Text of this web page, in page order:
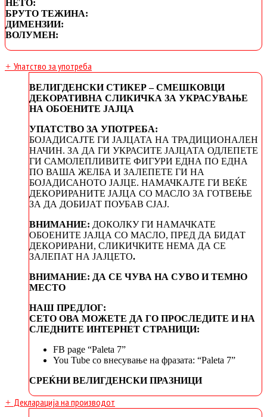
НЕТО:
БРУТО ТЕЖИНА:
ДИМЕНЗИИ:
ВОЛУМЕН:
+ Упатство за употреба
ВЕЛИГДЕНСКИ СТИКЕР – СМЕШКОВЦИ
ДЕКОРАТИВНА СЛИКИЧКА ЗА УКРАСУВАЊЕ
НА ОБОЕНИТЕ ЈАЈЦА
УПАТСТВО ЗА УПОТРЕБА:
БОЈАДИСАЈТЕ ГИ ЈАЈЦАТА НА ТРАДИЦИОНАЛЕН
НАЧИН. ЗА ДА ГИ УКРАСИТЕ ЈАЈЦАТА ОДЛЕПЕТЕ
ГИ САМОЛЕПЛИВИТЕ ФИГУРИ ЕДНА ПО ЕДНА
ПО ВАША ЖЕЛБА И ЗАЛЕПЕТЕ ГИ НА
БОЈАДИСАНОТО ЈАЈЦЕ. НАМАЧКАЈТЕ ГИ ВЕЌЕ
ДЕКОРИРАНИТЕ ЈАЈЦА СО МАСЛО ЗА ГОТВЕЊЕ
ЗА ДА ДОБИЈАТ ПОУБАВ СЈАЈ.
ВНИМАНИЕ: ДОКОЛКУ ГИ НАМАЧКАТЕ
ОБОЕНИТЕ ЈАЈЦА СО МАСЛО, ПРЕД ДА БИДАТ
ДЕКОРИРАНИ, СЛИКИЧКИТЕ НЕМА ДА СЕ
ЗАЛЕПАТ НА ЈАЈЦЕТО.
ВНИМАНИЕ: ДА СЕ ЧУВА НА СУВО И ТЕМНО
МЕСТО
НАШ ПРЕДЛОГ:
СЕТО ОВА МОЖЕТЕ ДА ГО ПРОСЛЕДИТЕ И НА
СЛЕДНИТЕ ИНТЕРНЕТ СТРАНИЦИ:
FB page “Paleta 7”
You Tube со внесување на фразата: “Paleta 7”
СРЕЌНИ ВЕЛИГДЕНСКИ ПРАЗНИЦИ
+ Декларација на производот